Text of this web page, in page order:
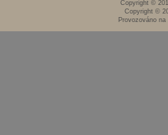
Copyright ©
Copyright ©
Provozováno